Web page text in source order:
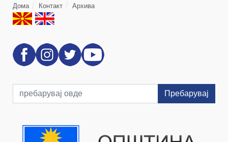
Дома Контакт Архива
Пребарувај